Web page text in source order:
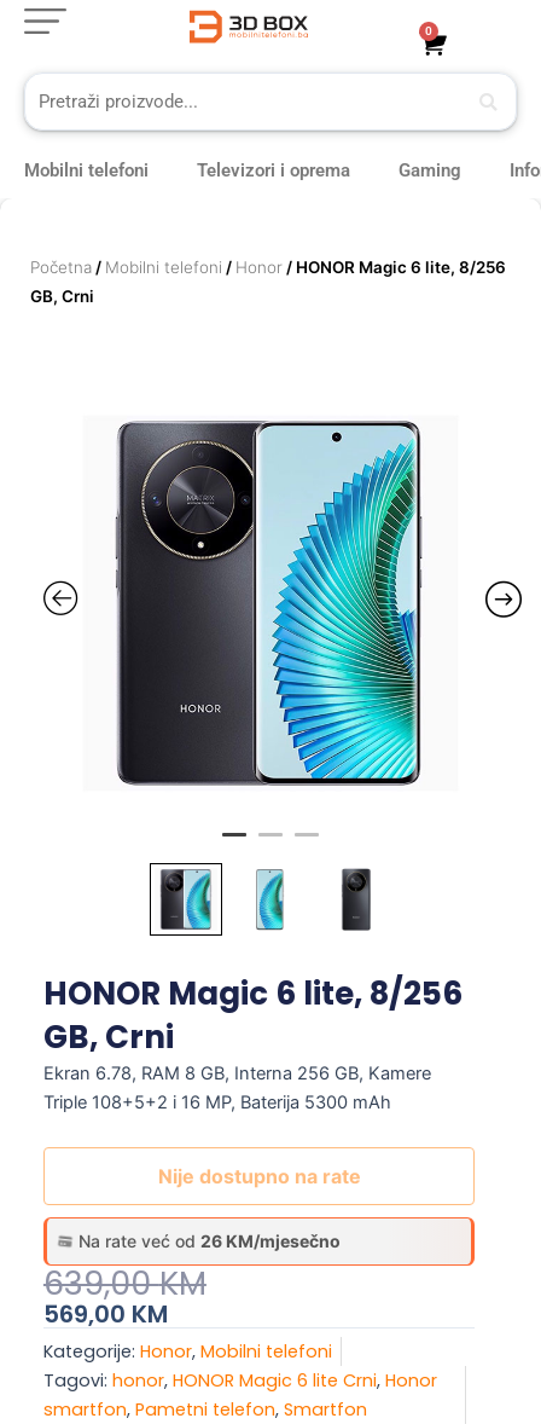
Skip
content
0
Cart
Mobilni telefoni Televizori i oprema Gaming
Početna / Mobilni telefoni / Honor / HONOR Magic 6 lite, 8/256
GB, Crni
HONOR Magic 6 lite, 8/256
GB, Crni
Ekran 6.78, RAM 8 GB, Interna 256 GB, Kamere
Triple 108+5+2 i 16 MP, Baterija 5300 mAh
Na rate već od 26 KM/mjesečno
Nije dostupno na rate
639,00KM
Original
Price
Was:
639,00 KM.
569,00 KM
Current
Price
Is:
569,00 KM.
Kategorije: Honor, Mobilni telefoni
Tagovi: honor, HONOR Magic 6 lite Crni, Honor
smartfon, Pametni telefon, Smartfon